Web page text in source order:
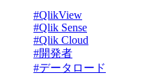
#QlikView
#Qlik Sense
#Qlik Cloud
#開発者
#データロード